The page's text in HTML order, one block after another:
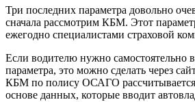
Три последних параметра довольно
сначала рассмотрим КБМ. Этот
ежегодно специалистами страховой
Если водителю нужно самостоятельно
параметра, это можно сделать через
КБМ по полису ОСАГО рассчитывается
основе данных, которые вводит